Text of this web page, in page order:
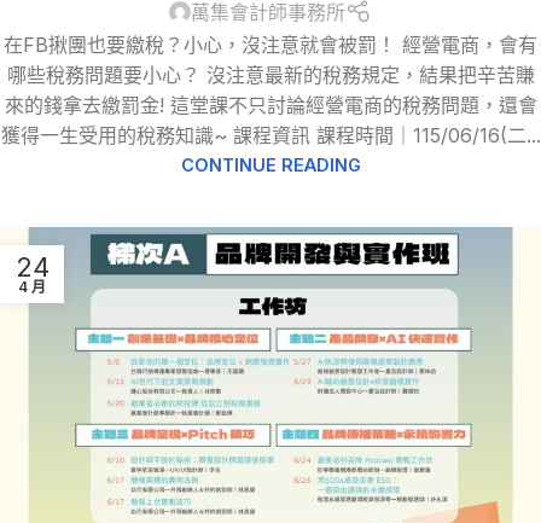
萬集會計師事務所
在FB揪團也要繳稅？小心，沒注意就會被罰！ 經營電商，會有
哪些稅務問題要小心？ 沒注意最新的稅務規定，結果把辛苦賺
來的錢拿去繳罰金! 這堂課不只討論經營電商的稅務問題，還會
獲得一生受用的稅務知識~ 課程資訊 課程時間｜115/06/16(二...
CONTINUE READING
24
4 月